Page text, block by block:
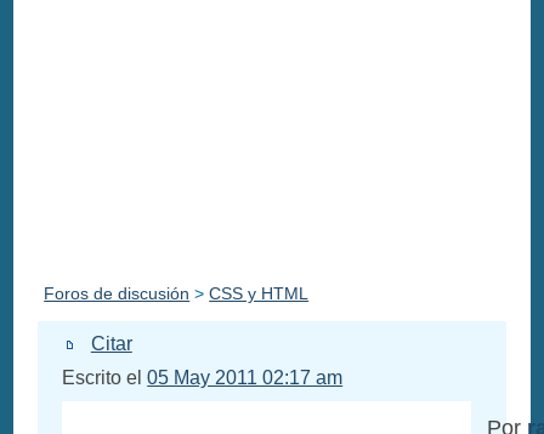
Foros de discusión >CSS y HTML
Citar
Escrito el05 May 2011 02:17 am
Por